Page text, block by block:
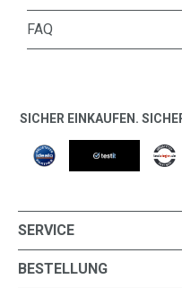
FAQ
SICHER EINKAUFEN.
SERVICE
BESTELLUNG